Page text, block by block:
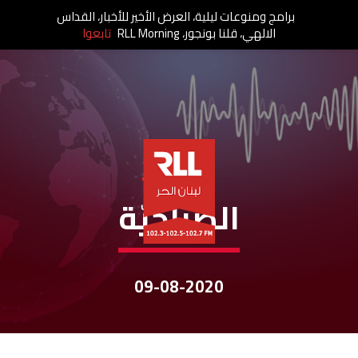
نشرات الأخبار
الصباحيّة
09-08-2020
برامج ومنوعات ليلية، العرض الأخير للأخبار، القداس
الالهي، قلنا بونجور، RLL Morning تابعوا